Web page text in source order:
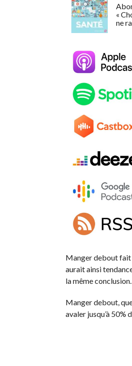
«
ne
Manger debout fait
aurait ainsi
la même conclusion.
Manger debout,
avaler jusqu’à 50%